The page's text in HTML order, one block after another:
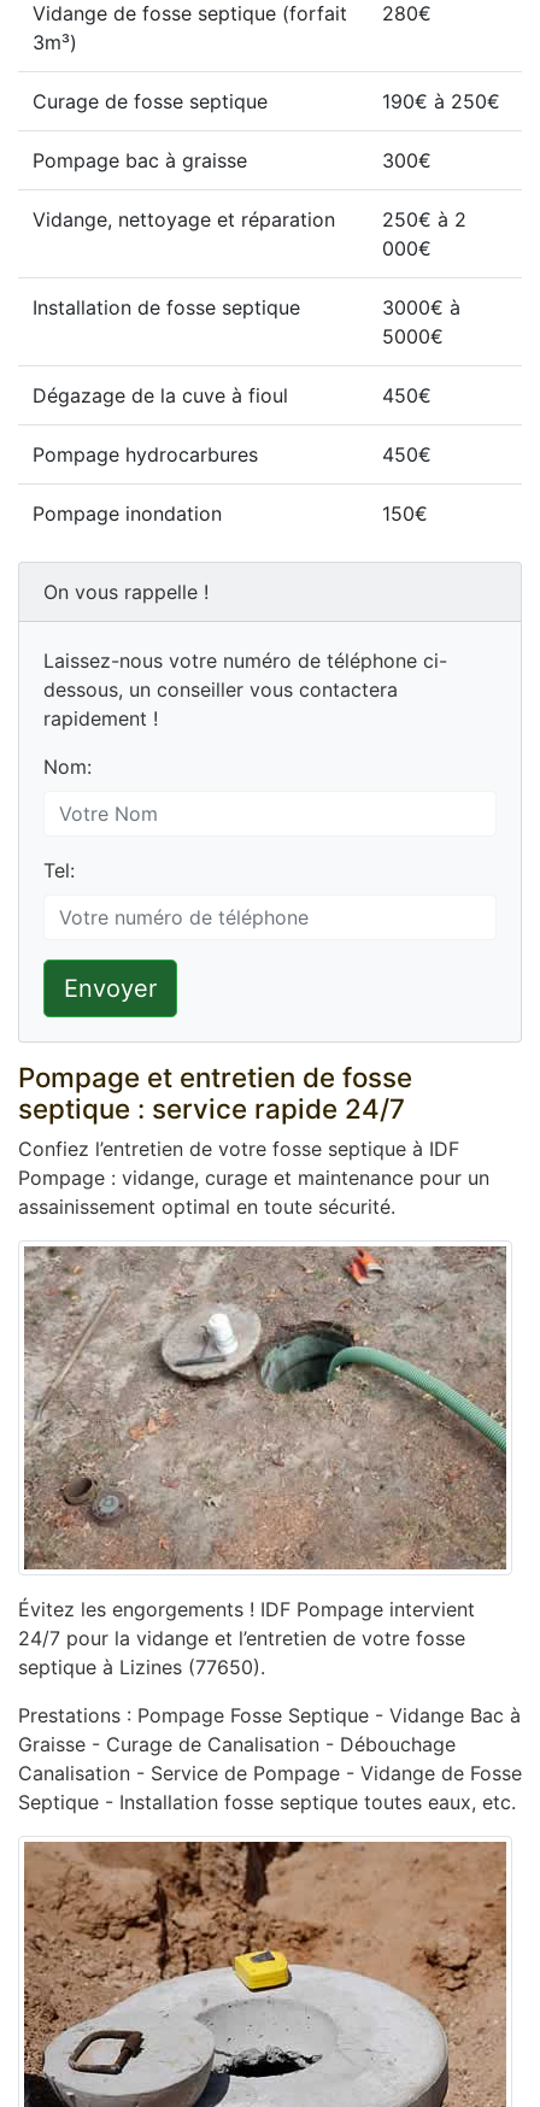
Vidange de fosse septique (forfait
3m³)
280€
Curage de fosse septique 190€ à 250€
Pompage bac à graisse 300€
Vidange, nettoyage et réparation
250€ à 2
000€
Installation de fosse septique
3000€ à
5000€
Dégazage de la cuve à fioul 450€
Pompage hydrocarbures 450€
Pompage inondation 150€
On vous rappelle !
Laissez-nous votre numéro de téléphone ci-
dessous, un conseiller vous contactera
rapidement !
Nom:
Tel:
Envoyer
Pompage et entretien de fosse
septique : service rapide 24/7
Confiez l’entretien de votre fosse septique à IDF
Pompage : vidange, curage et maintenance pour un
assainissement optimal en toute sécurité.
Évitez les engorgements ! IDF Pompage intervient
24/7 pour la vidange et l’entretien de votre fosse
septique à Lizines (77650).
Prestations : Pompage Fosse Septique - Vidange Bac à
Graisse - Curage de Canalisation - ‎Débouchage
Canalisation - ‎Service de Pompage - ‎Vidange de Fosse
Septique - Installation fosse septique toutes eaux, etc.